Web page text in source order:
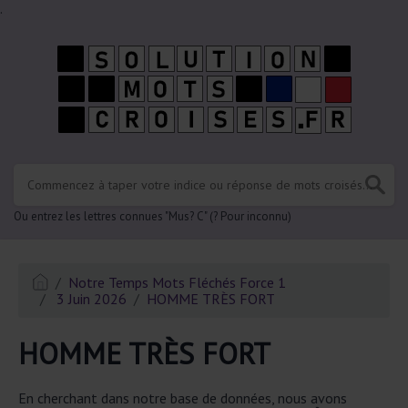
.
Ou entrez les lettres connues "Mus? C" (? Pour inconnu)
Notre Temps Mots Fléchés Force 1
3 Juin 2026
HOMME TRÈS FORT
HOMME TRÈS FORT
En cherchant dans notre base de données, nous avons